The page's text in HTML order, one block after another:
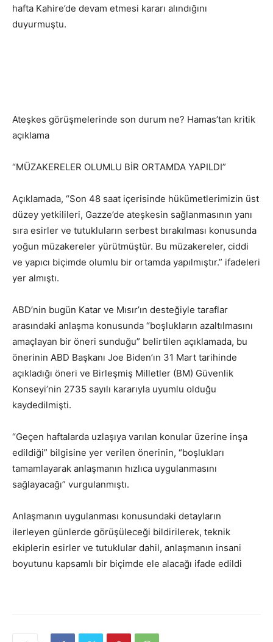
hafta Kahire’de devam etmesi kararı alındığını
duyurmuştu.
Ateşkes görüşmelerinde son durum ne? Hamas’tan kritik
açıklama
“MÜZAKERELER OLUMLU BİR ORTAMDA YAPILDI”
Açıklamada, “Son 48 saat içerisinde hükümetlerimizin üst
düzey yetkilileri, Gazze’de ateşkesin sağlanmasının yanı
sıra esirler ve tutukluların serbest bırakılması konusunda
yoğun müzakereler yürütmüştür. Bu müzakereler, ciddi
ve yapıcı biçimde olumlu bir ortamda yapılmıştır.” ifadeleri
yer almıştı.
ABD’nin bugün Katar ve Mısır’ın desteğiyle taraflar
arasındaki anlaşma konusunda “boşlukların azaltılmasını
amaçlayan bir öneri sunduğu” belirtilen açıklamada, bu
önerinin ABD Başkanı Joe Biden’ın 31 Mart tarihinde
açıkladığı öneri ve Birleşmiş Milletler (BM) Güvenlik
Konseyi’nin 2735 sayılı kararıyla uyumlu olduğu
kaydedilmişti.
“Geçen haftalarda uzlaşıya varılan konular üzerine inşa
edildiği” bilgisine yer verilen önerinin, “boşlukları
tamamlayarak anlaşmanın hızlıca uygulanmasını
sağlayacağı” vurgulanmıştı.
Anlaşmanın uygulanması konusundaki detayların
ilerleyen günlerde görüşüleceği bildirilerek, teknik
ekiplerin esirler ve tutuklular dahil, anlaşmanın insani
boyutunu kapsamlı bir biçimde ele alacağı ifade edildi